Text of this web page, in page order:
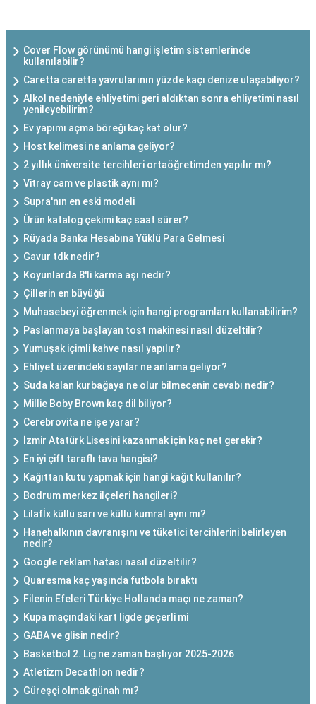
Cover Flow görünümü hangi işletim sistemlerinde
kullanılabilir?
Caretta caretta yavrularının yüzde kaçı denize ulaşabiliyor?
Alkol nedeniyle ehliyetimi geri aldıktan sonra ehliyetimi nasıl
yenileyebilirim?
Ev yapımı açma böreği kaç kat olur?
Host kelimesi ne anlama geliyor?
2 yıllık üniversite tercihleri ortaöğretimden yapılır mı?
Vitray cam ve plastik aynı mı?
Supra'nın en eski modeli
Ürün katalog çekimi kaç saat sürer?
Rüyada Banka Hesabına Yüklü Para Gelmesi
Gavur tdk nedir?
Koyunlarda 8'li karma aşı nedir?
Çillerin en büyüğü
Muhasebeyi öğrenmek için hangi programları kullanabilirim?
Paslanmaya başlayan tost makinesi nasıl düzeltilir?
Yumuşak içimli kahve nasıl yapılır?
Ehliyet üzerindeki sayılar ne anlama geliyor?
Suda kalan kurbağaya ne olur bilmecenin cevabı nedir?
Millie Boby Brown kaç dil biliyor?
Cerebrovita ne işe yarar?
İzmir Atatürk Lisesini kazanmak için kaç net gerekir?
En iyi çift taraflı tava hangisi?
Kağıttan kutu yapmak için hangi kağıt kullanılır?
Bodrum merkez ilçeleri hangileri?
Lilafİx küllü sarı ve küllü kumral aynı mı?
Hanehalkının davranışını ve tüketici tercihlerini belirleyen
nedir?
Google reklam hatası nasıl düzeltilir?
Quaresma kaç yaşında futbola bıraktı
Filenin Efeleri Türkiye Hollanda maçı ne zaman?
Kupa maçındaki kart ligde geçerli mi
GABA ve glisin nedir?
Basketbol 2. Lig ne zaman başlıyor 2025-2026
Atletizm Decathlon nedir?
Güreşçi olmak günah mı?